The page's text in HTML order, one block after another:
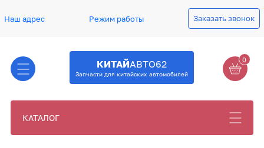
Наш адрес Режим работы Заказать звонок
КИТАЙАВТО62
Запчасти для китайских автомобилей
0
КАТАЛОГ